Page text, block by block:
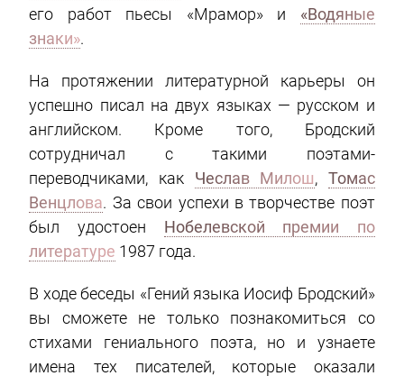
его работ пьесы «Мрамор» и «Водяные
знаки».
На протяжении литературной карьеры он
успешно писал на двух языках — русском и
английском. Кроме того, Бродский
сотрудничал с такими поэтами-
переводчиками, как Чеслав Милош, Томас
Венцлова. За свои успехи в творчестве поэт
был удостоен Нобелевской премии по
литературе 1987 года.
В ходе беседы «Гений языка Иосиф Бродский»
вы сможете не только познакомиться со
стихами гениального поэта, но и узнаете
имена тех писателей, которые оказали